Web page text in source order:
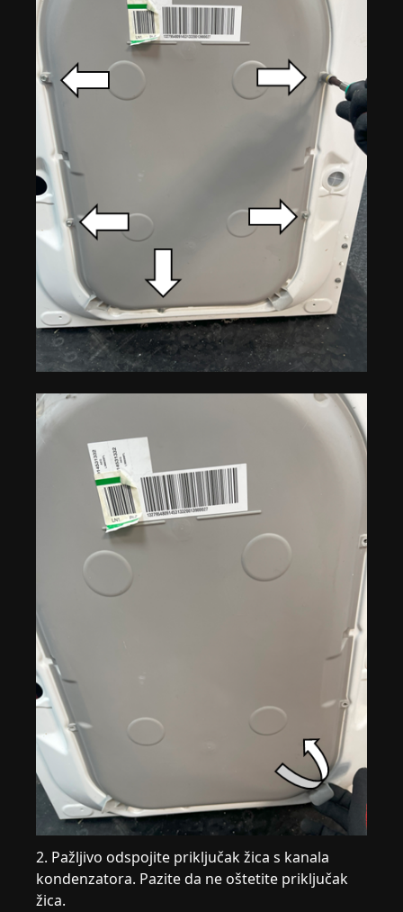
2. Pažljivo odspojite priključak žica s kanala
kondenzatora. Pazite da ne oštetite priključak
žica.